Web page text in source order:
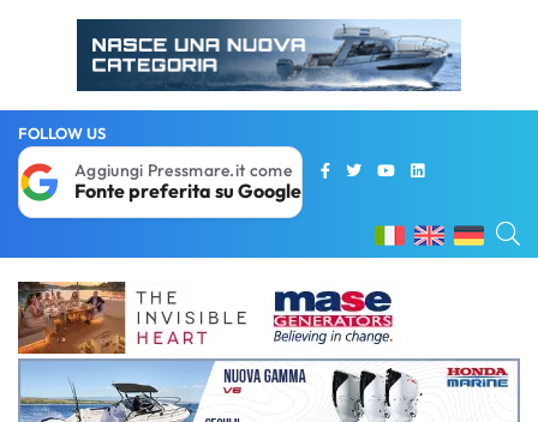
FOLLOW US
Aggiungi Pressmare.it come
Fonte preferita su Google